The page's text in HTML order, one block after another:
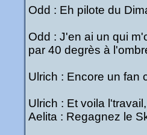
Odd : Eh pilote du
Odd : J'en ai un qui
par 40 degrès à
Ulrich : Encore un fan
Ulrich : Et voila
Aelita : Regagnez le